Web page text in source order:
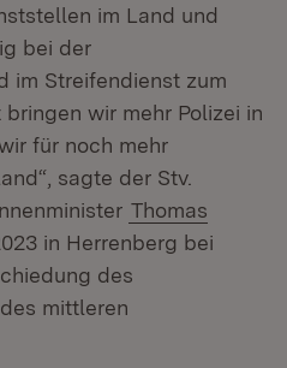
im Land und
bei der
im Streifendienst zum
wir mehr Polizei in
für noch mehr
sagte der Stv.
Thomas
in Herrenberg bei
des
mittleren